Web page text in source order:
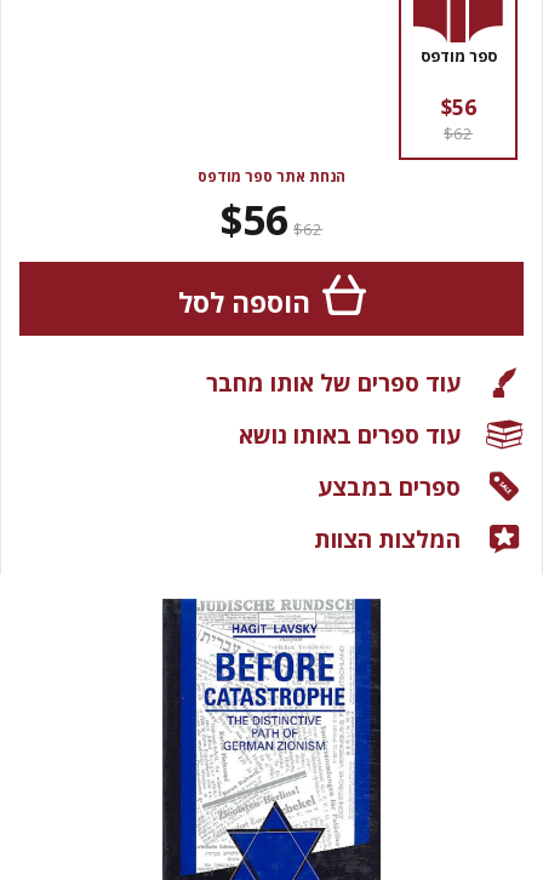
ספר מודפס
$56
$62
הנחת אתר ספר מודפס
$62
$56
הוספה לסל
עוד ספרים של אותו מחבר
עוד ספרים באותו נושא
ספרים במבצע
המלצות הצוות